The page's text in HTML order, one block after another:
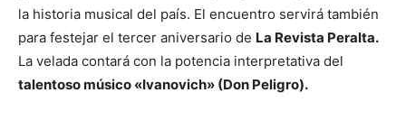
la historia musical del país. El encuentro servirá también
para festejar el tercer aniversario de La Revista Peralta.
La velada contará con la potencia interpretativa del
talentoso músico «Ivanovich» (Don Peligro).